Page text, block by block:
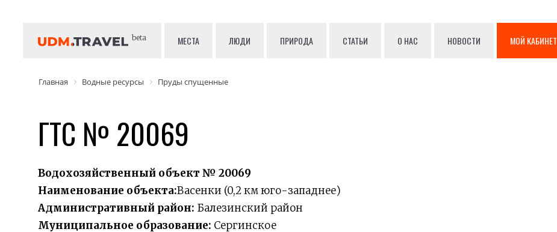
beta МЕСТА ЛЮДИ ПРИРОДА СТАТЬИ О НАС НОВОСТИ МОЙ КАБИНЕТ
Главная Водные ресурсы Пруды спущенные
ГТС № 20069
Водохозяйственный объект № 20069
Наименование объекта:Васенки (0,2 км юго-западнее)
Административный район: Балезинский район
Муниципальное образование: Сергинское